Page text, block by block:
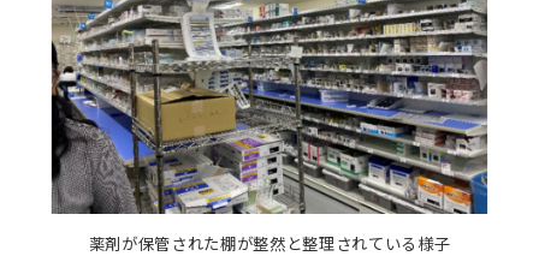
薬剤が保管された棚が整然と整理されている様子